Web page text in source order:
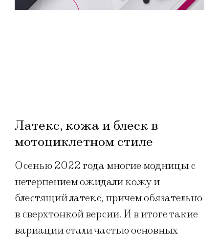
Латекс, кожа и блеск в
мотоциклетном стиле
Осенью 2022 года многие модницы с
нетерпением ожидали кожу и
блестящий латекс, причем обязательно
в сверхтонкой версии. И в итоге такие
вариации стали частью основных